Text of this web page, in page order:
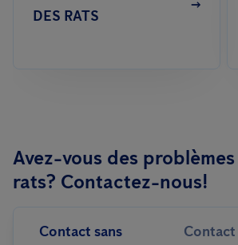
DES RATS
Avez-vous des
rats? Contactez-nous!
Contact sans Contact